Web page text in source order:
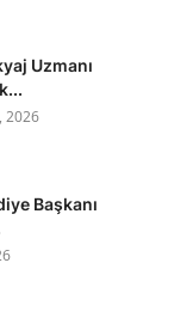
Uzmanı
2026
Başkanı